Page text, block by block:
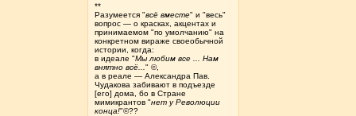
**
Разумеется "всё вместе" и "весь"
вопрос — о красках, акцентах и
принимаемом "по умолчанию" на
конкретном вираже своеобычной
истории, когда:
в идеале "Мы любим все ... Нам
внятно всё..." ©,
а в реале — Александра Пав.
Чудакова забивают в подъезде
[его] дома, бо в Стране
мимикрантов "нет у Революции
конца!"©??